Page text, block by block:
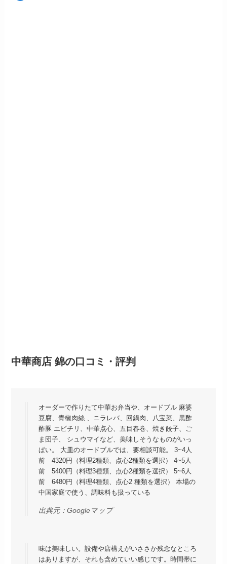
中華商店 錦の口コミ・評判
オーダーで作りたて中華お弁当や、オードブル 麻婆
豆腐、青椒肉絲 、ニラレバ、回鍋肉、八宝菜、黒酢
酢豚 エビチリ、中華点心、五目春巻、焼き餃子、ご
ま団子、 シュウマイなど、美味しそうなものがいっ
ぱい。 大皿のオードブルでは、要相談可能。 3~4人
前 4320円（料理2種類、点心2種類を選択） 4~5人
前 5400円（料理3種類、点心2種類を選択） 5~6人
前 6480円（料理4種類、点心2 種類を選択） 本場の
中国家庭で使う、調味料も扱っている
出典元：Googleマップ
味は美味しい。設備や店構えがいささか残念なところ
はありますが、それも含めていい感じです。時間帯に